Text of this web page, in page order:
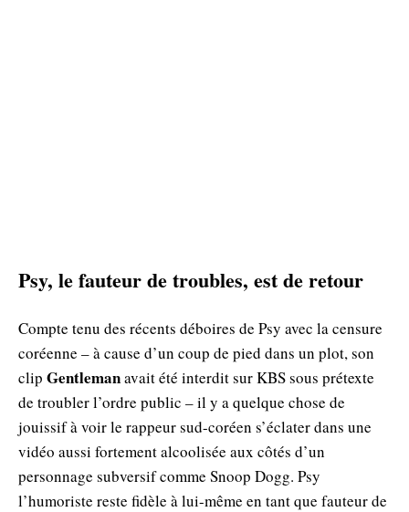
Psy, le fauteur de troubles, est de retour
Compte tenu des récents déboires de Psy avec la censure
coréenne – à cause d’un coup de pied dans un plot, son
clip Gentlemanavait été interdit sur KBS sous prétexte
de troubler l’ordre public – il y a quelque chose de
jouissif à voir le rappeur sud-coréen s’éclater dans une
vidéo aussi fortement alcoolisée aux côtés d’un
personnage subversif comme Snoop Dogg. Psy
l’humoriste reste fidèle à lui-même en tant que fauteur de